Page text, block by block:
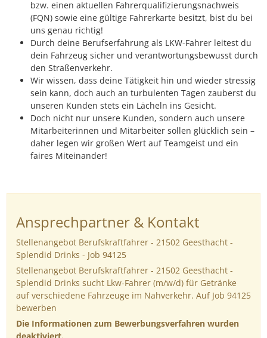
bzw. einen aktuellen Fahrerqualifizierungsnachweis
(FQN) sowie eine gültige Fahrerkarte besitzt, bist du bei
uns genau richtig!
Durch deine Berufserfahrung als LKW-Fahrer leitest du
dein Fahrzeug sicher und verantwortungsbewusst durch
den Straßenverkehr.
Wir wissen, dass deine Tätigkeit hin und wieder stressig
sein kann, doch auch an turbulenten Tagen zauberst du
unseren Kunden stets ein Lächeln ins Gesicht.
Doch nicht nur unsere Kunden, sondern auch unsere
Mitarbeiterinnen und Mitarbeiter sollen glücklich sein –
daher legen wir großen Wert auf Teamgeist und ein
faires Miteinander!
Ansprechpartner & Kontakt
Stellenangebot Berufskraftfahrer - 21502 Geesthacht -
Splendid Drinks - Job 94125
Stellenangebot Berufskraftfahrer - 21502 Geesthacht -
Splendid Drinks sucht Lkw-Fahrer (m/w/d) für Getränke
auf verschiedene Fahrzeuge im Nahverkehr. Auf Job 94125
bewerben
Die Informationen zum Bewerbungsverfahren wurden